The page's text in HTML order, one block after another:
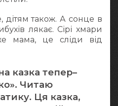
дітям також. А сонце в
лякає. Сірі хмари
мама, це сліди від
казка тепер–
Читаю
Ця казка,